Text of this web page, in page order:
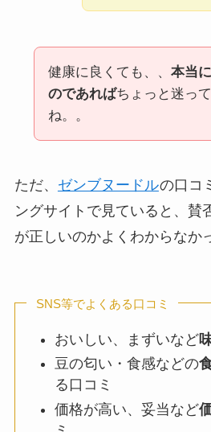
健康に良くても、、 本当
のであればちょっと迷っ
ね。。
ただ、 ゼンブヌードルの口コ
ングサイトで見ていると、賛
が正しいのかよくわからなか
SNS等でよくある口コミ
おいしい、まずいなど
豆の匂い・食感などの
る口コミ
価格が高い、妥当など